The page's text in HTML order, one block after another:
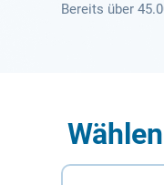
Bereits über